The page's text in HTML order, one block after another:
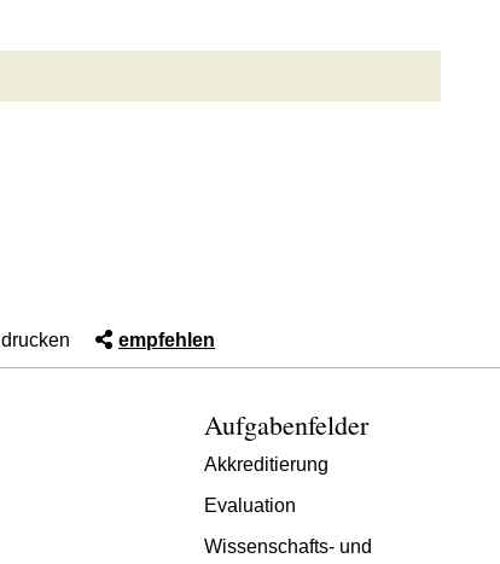
drucken empfehlen
Aufgabenfelder
Akkreditierung
Evaluation
Wissenschafts- und